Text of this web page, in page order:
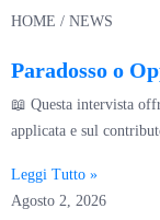
HOME / NEWS
Paradosso o
📖 Questa intervista
applicata e sul
Leggi Tutto »
Agosto 2, 2026